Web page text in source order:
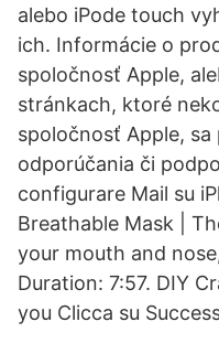
alebo iPode touch
ich. Informácie o
spoločnosť Apple,
stránkach, ktoré
spoločnosť Apple,
odporúčania či
configurare Mail su
Breathable Mask |
your mouth and
Duration: 7:57. DIY
you Clicca su